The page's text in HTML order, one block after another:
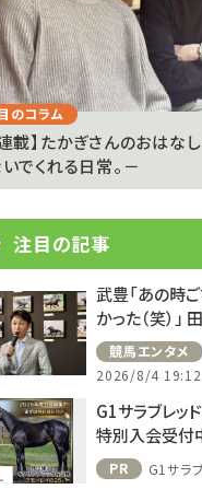
のコラム
載】たかぎさんのおはな
でくれる日常。－
注目の記事
武豊「あの時
かった（笑）
のフランスでの
競馬エンタメ
2026/8/4 19:12
G1サラブレッ
特別入会受付
PR G1サラ